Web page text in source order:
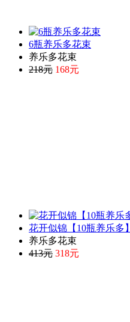
6瓶养乐多花束
养乐多花束
218元 168元
花开似锦【10瓶养乐多】
养乐多花束
413元 318元